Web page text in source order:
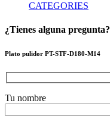
CATEGORIES
¿Tienes alguna pregunta?
Plato pulidor PT-STF-D180-M14
Tu nombre